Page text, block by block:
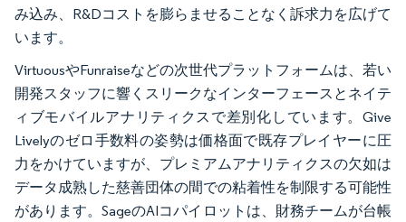
み込み、R&Dコストを膨らませることなく訴求力を広げて
います。
VirtuousやFunraiseなどの次世代プラットフォームは、若い
開発スタッフに響くスリークなインターフェースとネイテ
ィブモバイルアナリティクスで差別化しています。Give
Livelyのゼロ手数料の姿勢は価格面で既存プレイヤーに圧
力をかけていますが、プレミアムアナリティクスの欠如は
データ成熟した慈善団体の間での粘着性を制限する可能性
があります。SageのAIコパイロットは、財務チームが台帳